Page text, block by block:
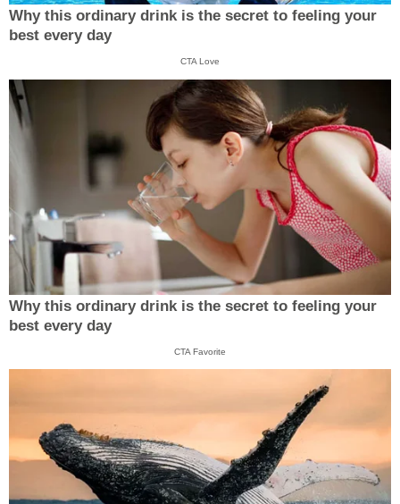
Why this ordinary drink is the secret to feeling your
best every day
CTA Love
Why this ordinary drink is the secret to feeling your
best every day
CTA Favorite